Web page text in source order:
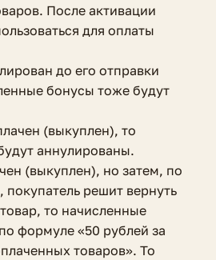
После активации
для оплаты
до его отправки
бонусы тоже будут
(выкуплен), то
аннулированы.
(выкуплен), но затем, по
решит вернуть
то начисленные
формуле «50 рублей за
товаров». То